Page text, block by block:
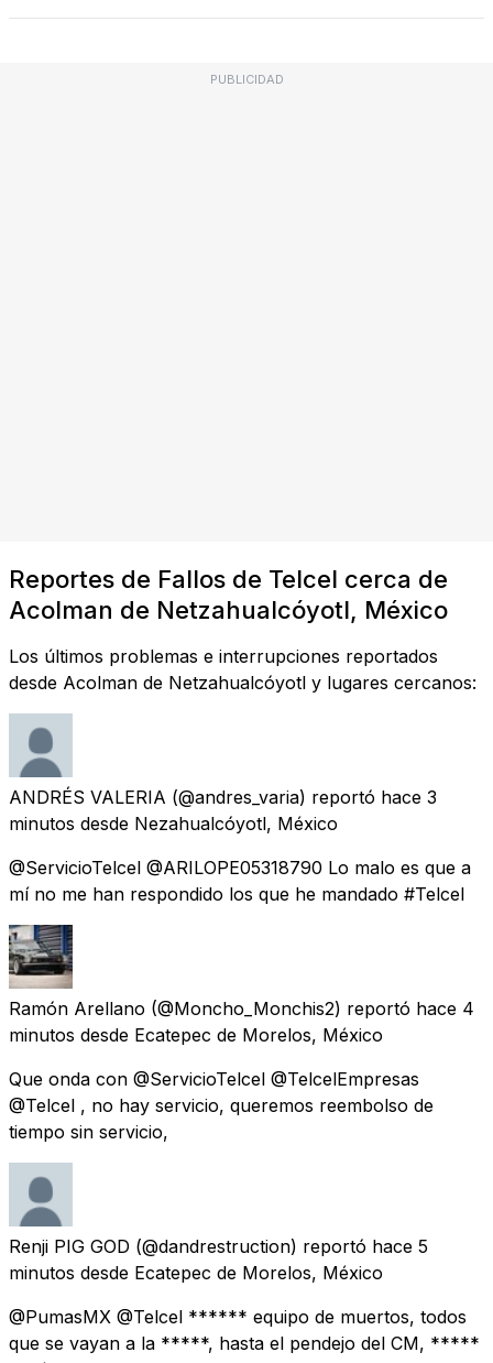
PUBLICIDAD
Reportes de Fallos de Telcel cerca de
Acolman de Netzahualcóyotl, México
Los últimos problemas e interrupciones reportados
desde Acolman de Netzahualcóyotl y lugares cercanos:
ANDRÉS VALERIA (@andres_varia) reportó hace 3
minutos desde Nezahualcóyotl, México
@ServicioTelcel @ARILOPE05318790 Lo malo es que a
mí no me han respondido los que he mandado #Telcel
Ramón Arellano (@Moncho_Monchis2) reportó hace 4
minutos desde Ecatepec de Morelos, México
Que onda con @ServicioTelcel @TelcelEmpresas
@Telcel , no hay servicio, queremos reembolso de
tiempo sin servicio,
Renji PIG GOD (@dandrestruction) reportó hace 5
minutos desde Ecatepec de Morelos, México
@PumasMX @Telcel ****** equipo de muertos, todos
que se vayan a la *****, hasta el pendejo del CM, *****